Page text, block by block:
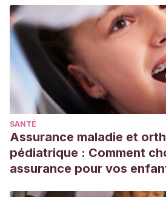
SANTÉ
Assurance maladie et
pédiatrique : Comment
assurance pour vos